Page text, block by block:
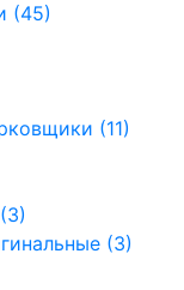
(45)
(11)
(3)